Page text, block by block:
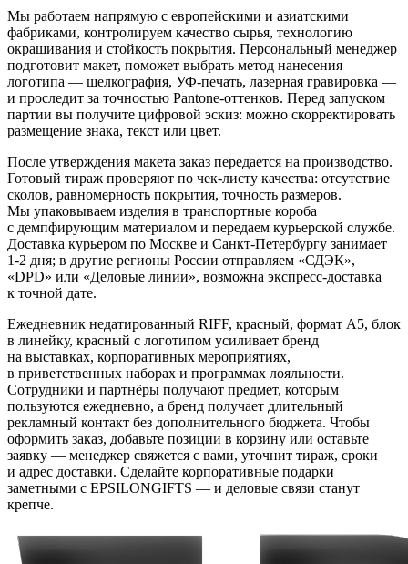
Мы работаем напрямую с европейскими и азиатскими
фабриками, контролируем качество сырья, технологию
окрашивания и стойкость покрытия. Персональный менеджер
подготовит макет, поможет выбрать метод нанесения
логотипа — шелкография, УФ-печать, лазерная гравировка —
и проследит за точностью Pantone-оттенков. Перед запуском
партии вы получите цифровой эскиз: можно скорректировать
размещение знака, текст или цвет.
После утверждения макета заказ передается на производство.
Готовый тираж проверяют по чек-листу качества: отсутствие
сколов, равномерность покрытия, точность размеров.
Мы упаковываем изделия в транспортные короба
с демпфирующим материалом и передаем курьерской службе.
Доставка курьером по Москве и Санкт-Петербургу занимает
1-2 дня; в другие регионы России отправляем «СДЭК»,
«DPD» или «Деловые линии», возможна экспресс-доставка
к точной дате.
Ежедневник недатированный RIFF, красный, формат А5, блок
в линейку, красный с логотипом усиливает бренд
на выставках, корпоративных мероприятиях,
в приветственных наборах и программах лояльности.
Сотрудники и партнёры получают предмет, которым
пользуются ежедневно, а бренд получает длительный
рекламный контакт без дополнительного бюджета. Чтобы
оформить заказ, добавьте позиции в корзину или оставьте
заявку — менеджер свяжется с вами, уточнит тираж, сроки
и адрес доставки. Сделайте корпоративные подарки
заметными с EPSILONGIFTS — и деловые связи станут
крепче.